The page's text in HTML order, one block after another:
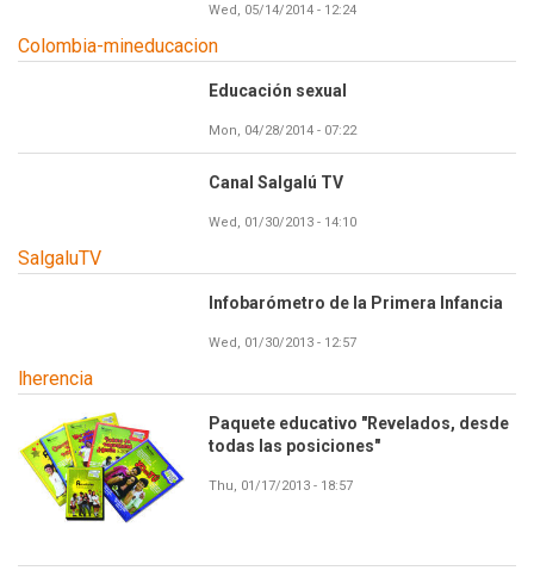
Wed, 05/14/2014 - 12:24
Colombia-mineducacion
Educación sexual
Mon, 04/28/2014 - 07:22
Canal Salgalú TV
Wed, 01/30/2013 - 14:10
SalgaluTV
Infobarómetro de la Primera Infancia
Wed, 01/30/2013 - 12:57
lherencia
Paquete educativo "Revelados, desde
todas las posiciones"
Thu, 01/17/2013 - 18:57